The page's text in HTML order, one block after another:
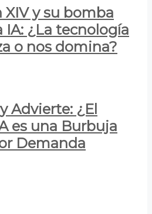
XIV y su bomba
IA: ¿La tecnología
o nos domina?
Advierte: ¿El
es una Burbuja
Demanda